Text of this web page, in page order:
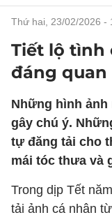
thứ hai, 23/02/2026 -
Tiết lộ tình
đáng quan
Những hình ảnh
gây chú ý.
tự đăng tải cho
mái tóc thưa và
Trong dịp Tết
tải ảnh cá nhân